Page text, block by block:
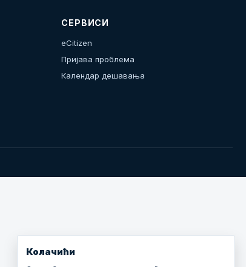
СЕРВИСИ
eCitizen
Пријава проблема
Календар дешавања
Колачићи